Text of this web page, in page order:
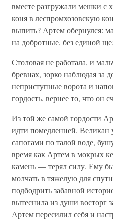
вместе разгружали мешки с
коня в леспромхозовскую
выпить? Артем обернулся:
на добротные, без единой
Столовая не работала, и
бревнах, зорко наблюдая за
неприступные ворота и
гордость, вернее то, что он
Из той же самой гордости
идти помедленней. Великан
сапогами по талой воде,
время как Артем в мокрых
камень — терял силу. Ему
молчать в тяжелую для
подбодрить забавной
вытеснила из души восторг
Артем пересилил себя и